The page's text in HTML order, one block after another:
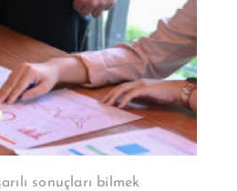
sonuçları bilmek